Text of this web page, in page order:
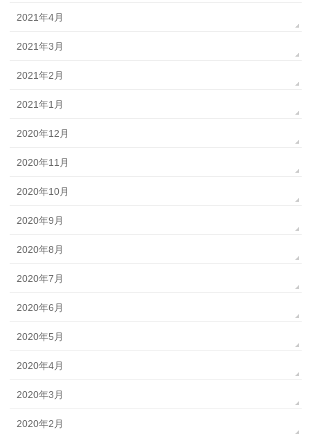
2021年4月
2021年3月
2021年2月
2021年1月
2020年12月
2020年11月
2020年10月
2020年9月
2020年8月
2020年7月
2020年6月
2020年5月
2020年4月
2020年3月
2020年2月